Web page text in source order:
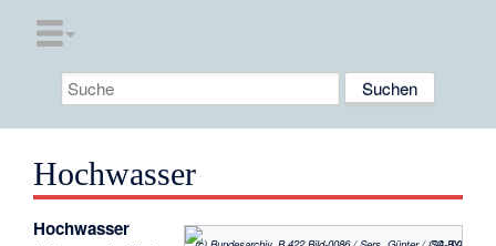
Hochwasser
Hochwasser